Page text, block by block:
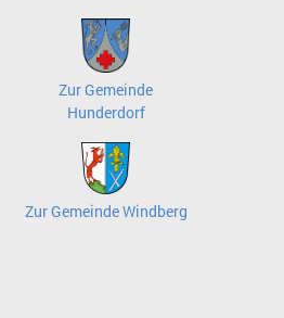
Zur Gemeinde
Hunderdorf
Zur Gemeinde Windberg